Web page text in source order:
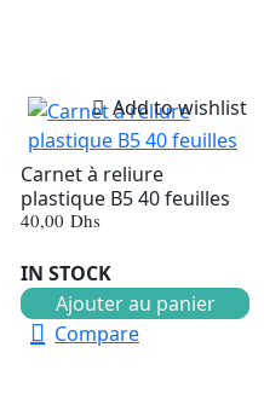
Add to wishlist
Carnet à reliure
plastique B5 40 feuilles
40,00 Dhs
IN STOCK
Ajouter au panier
Compare